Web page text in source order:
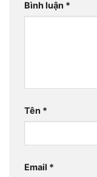
Bình luận *
Tên *
Email *